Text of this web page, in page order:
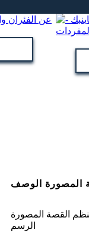
المصورة الوصف
القصة المصورة
الرسم